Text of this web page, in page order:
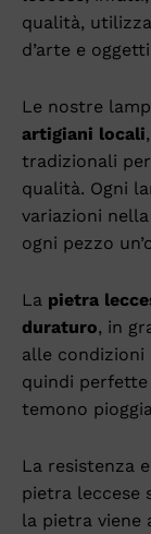
qualità,
d’arte e
Le nostre
artigiani locali
tradizionali
qualità. Ogni
variazioni
ogni pezzo
La pietra
duraturo, in
alle condizioni
quindi perfette
temono
La resistenza
pietra leccese
la pietra viene